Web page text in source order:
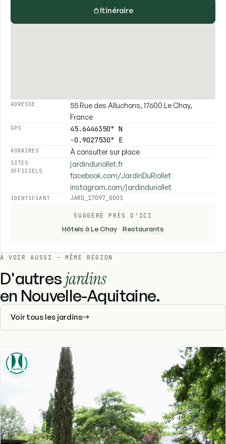
Itinéraire
ADRESSE
55 Rue des Alluchons, 17600 Le Chay,
France
GPS
45.6446350° N
-0.9027530° E
HORAIRES À consulter sur place
SITES
OFFICIELS
jardinduriollet.fr
facebook.com/JardinDuRiollet
instagram.com/jardinduriollet
IDENTIFIANT JARD_17097_0001
SUGGÉRÉ PRÈS D'ICI
Hôtels à Le Chay-Restaurants
À VOIR AUSSI - MÊME RÉGION
D'autresjardins
en Nouvelle-Aquitaine.
Voir tous les jardins